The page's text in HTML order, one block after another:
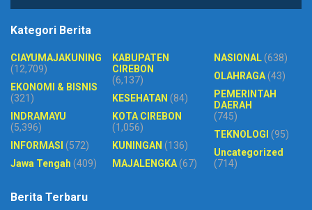
Kategori Berita
CIAYUMAJAKUNING
(12,709)
EKONOMI & BISNIS
(321)
INDRAMAYU
(5,396)
INFORMASI (572)
Jawa Tengah (409)
KABUPATEN
CIREBON
(6,137)
KESEHATAN (84)
KOTA CIREBON
(1,056)
KUNINGAN (136)
MAJALENGKA(67)
NASIONAL(638)
OLAHRAGA(43)
PEMERINTAH
DAERAH
(745)
TEKNOLOGI (95)
Uncategorized
(714)
Berita Terbaru